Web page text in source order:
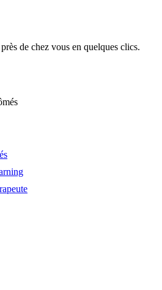
de chez vous en quelques clics.